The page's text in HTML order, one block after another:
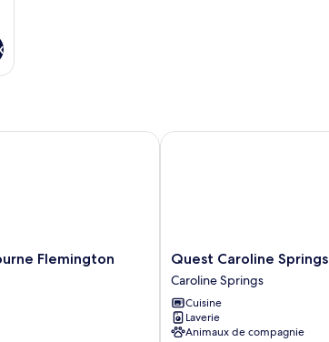
Flemington
Flemington Suites
Quest
Caroline
Springs
Caroline
Springs
Quest Caroline Springs
Caroline Springs
Cuisine
Laverie
Animaux de compagnie
Quest Caroline Springs